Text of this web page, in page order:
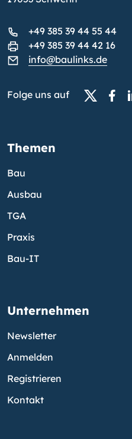
+49 385 39 44 55 44
+49 385 39 44 42 16
info@baulinks.de
Folge uns auf
Themen
Bau
Ausbau
TGA
Praxis
Bau-IT
Unternehmen
Newsletter
Anmelden
Registrieren
Kontakt